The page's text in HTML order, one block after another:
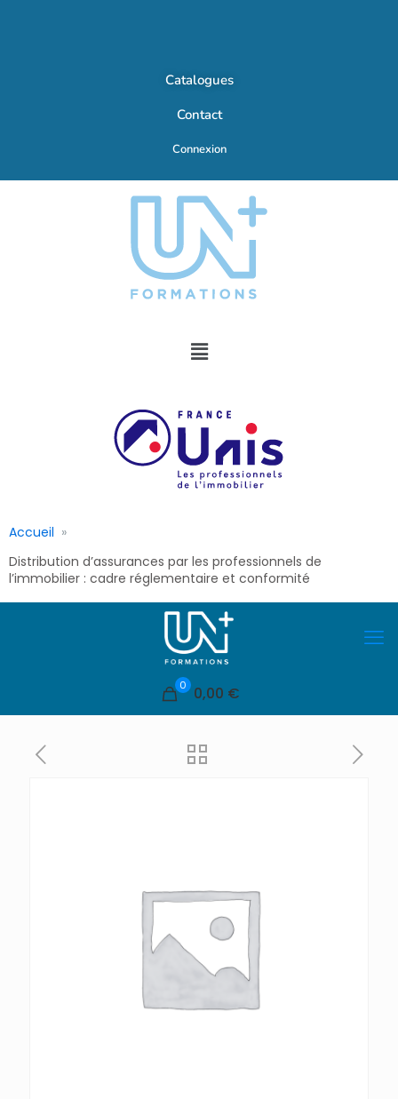
Catalogues
Contact
Connexion
Accueil
Distribution d’assurances par les professionnels de
l’immobilier : cadre réglementaire et conformité
0 0,00 €